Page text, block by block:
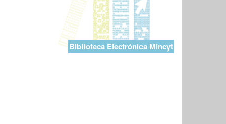
Biblioteca Electrónica Mincyt